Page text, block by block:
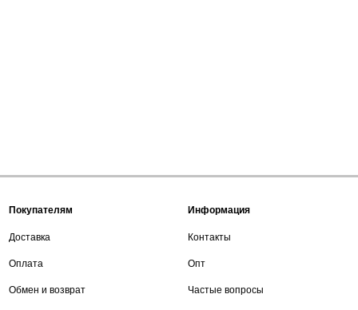
Покупателям
Доставка
Оплата
Обмен и возврат
Информация
Контакты
Опт
Частые вопросы